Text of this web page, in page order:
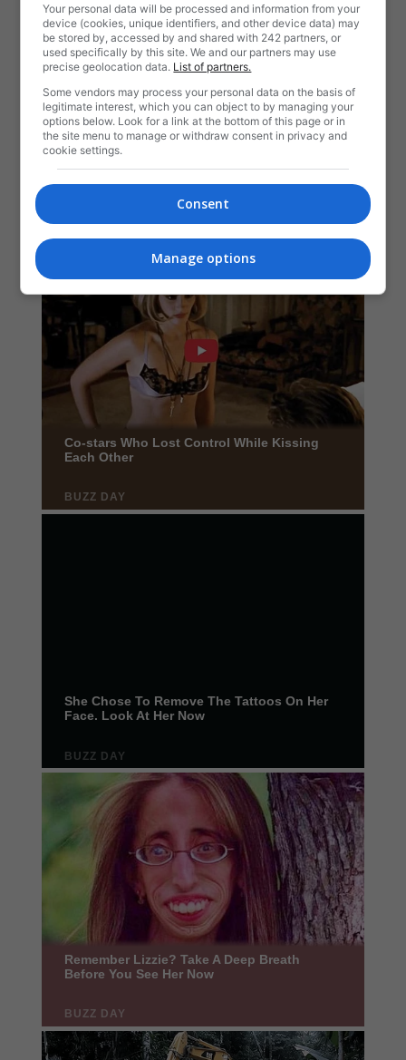
Your personal data will be processed and information from your
device (cookies, unique identifiers, and other device data) may
be stored by, accessed by and shared with 242 partners, or
used specifically by this site. We and our partners may use
precise geolocation data. List of partners.
Some vendors may process your personal data on the basis of
legitimate interest, which you can object to by managing your
options below. Look for a link at the bottom of this page or in
the site menu to manage or withdraw consent in privacy and
cookie settings.
Consent
Manage options